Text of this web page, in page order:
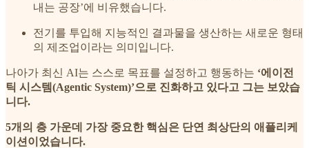
내는 공장’에 비유했습니다.
전기를 투입해 지능적인 결과물을 생산하는 새로운 형태
의 제조업이라는 의미입니다.
나아가 최신 AI는 스스로 목표를 설정하고 행동하는 ‘에이전
틱 시스템(Agentic System)’으로 진화하고 있다고 그는 보았습
니다.
5개의 층 가운데 가장 중요한 핵심은 단연 최상단의 애플리케
이션이었습니다.